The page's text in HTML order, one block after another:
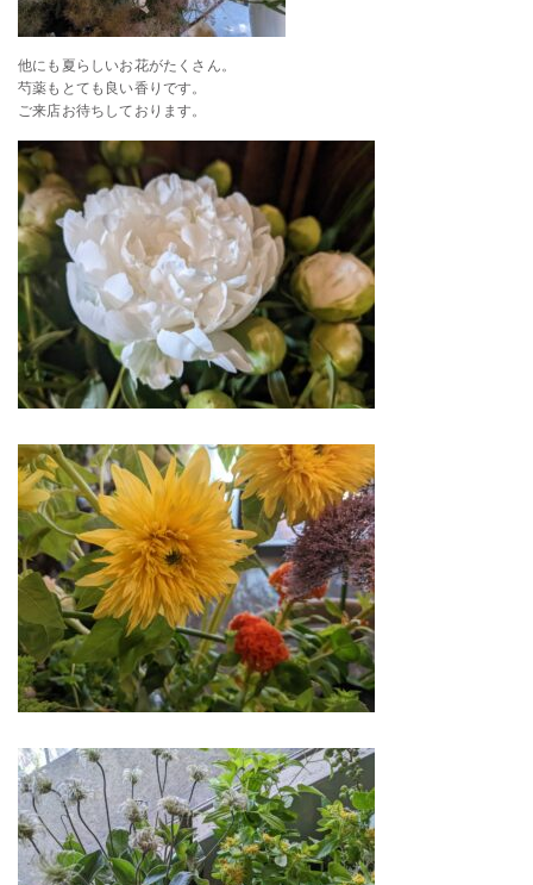
他にも夏らしいお花がたくさん。
芍薬もとても良い香りです。
ご来店お待ちしております。